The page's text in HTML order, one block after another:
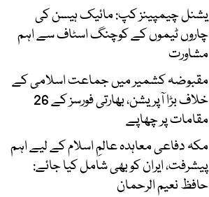
یشنل چیمپینز کپ: مائیک ہیسن کی
چاروں ٹیموں کے کوچنگ اسٹاف سے اہم
مشاورت
مقبوضہ کشمیر میں جماعت اسلامی کے
خلاف بڑا آپریشن، بھارتی فورسز کے 26
مقامات پر چھاپے
مکہ دفاعی معاہدہ عالمِ اسلام کے لیے اہم
پیشرفت، ایران کو بھی شامل کیا جائے:
حافظ نعیم الرحمان